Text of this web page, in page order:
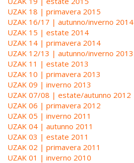
UZAK 18 | primavera 2015
UZAK 16/17 | autunno/inverno 2014
UZAK 15 | estate 2014
UZAK 14 | primavera 2014
UZAK 12/13 | autunno/inverno 2013
UZAK 11 | estate 2013
UZAK 10 | primavera 2013
UZAK 09 | inverno 2013
UZAK 07/08 | estate/autunno 2012
UZAK 06 | primavera 2012
UZAK 05 | inverno 2011
UZAK 04 | autunno 2011
UZAK 03 | estate 2011
UZAK 02 | primavera 2011
UZAK 01 | inverno 2010